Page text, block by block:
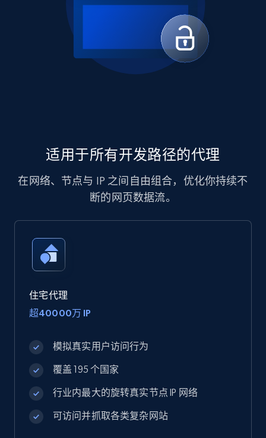
适用于所有开发路径的代理
在网络、节点与 IP 之间自由组合，优化你持续不
断的网页数据流。
住宅代理
超40000万 IP
模拟真实用户访问行为
覆盖 195 个国家
行业内最大的旋转真实节点 IP 网络
可访问并抓取各类复杂网站